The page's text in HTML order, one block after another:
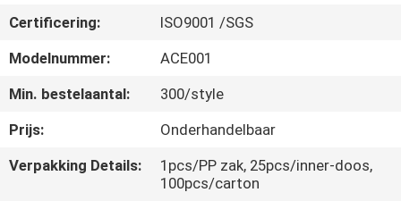
KWALITEITSCONTROLE
CONTACTEER
ONS
NIEUWS
Certificering:
ISO9001 /SGS
Modelnummer:
ACE001
Min. bestelaantal:
300/style
Prijs:
Onderhandelbaar
Verpakking Details:
1pcs/PP zak, 25pcs/inner-doos,
100pcs/carton